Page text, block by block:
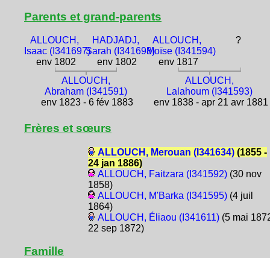
Parents et grand-parents
ALLOUCH,
Isaac (I341697)
env 1802
HADJADJ,
Sarah (I341698)
env 1802
ALLOUCH,
Moïse (I341594)
env 1817
?
ALLOUCH,
Abraham (I341591)
env 1823 - 6 fév 1883
ALLOUCH,
Lalahoum (I341593)
env 1838 - apr 21 avr 1881
Frères et sœurs
ALLOUCH, Merouan (I341634)(1855 -
24 jan 1886)
ALLOUCH, Faitzara (I341592)(30 nov
1858)
ALLOUCH, M'Barka (I341595)(4 juil
1864)
ALLOUCH, Éliaou (I341611)(5 mai
22 sep 1872)
Famille